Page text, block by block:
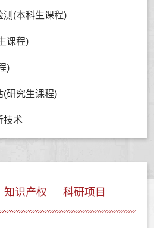
测(本科生课程)
课程)
)
(研究生课程)
技术
知识产权 科研项目